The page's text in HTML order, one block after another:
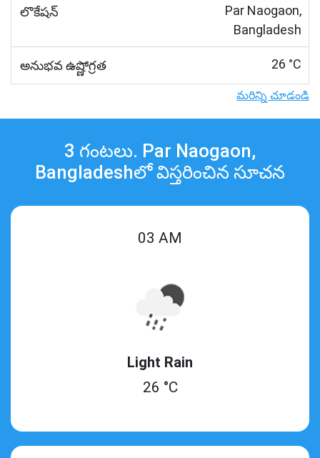
లొకేషన్
Par Naogaon,
Bangladesh
అనుభవ ఉష్ణోగ్రత 26 °C
మరిన్ని చూడండి
3 గంటలు. Par Naogaon,
Bangladeshలో విస్తరించిన సూచన
03 AM
Light Rain
26 °C